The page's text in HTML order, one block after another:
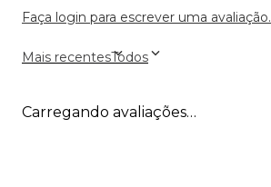
Faça login para escrever uma avaliação.
Mais recentesTodos
Carregando avaliações…